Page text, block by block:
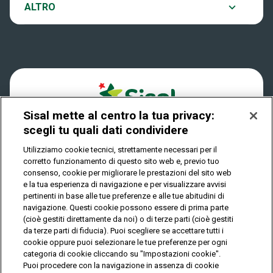
Play Your Date
Dove si gioca
Quanto si vince
Come riscuotere
ALTRO
Notifiche
Privacy
IL GIOCO È VIETATO AI MINORI E PUÒ CAUSARE
DIPENDENZA PATOLOGICA
© Copyright Sisal Italia S.p.A. - P.I. 02433760135
Privacy Cookies
Mappa
del
sito
Sisal mette al centro la tua privacy:
scegli tu quali dati condividere
Utilizziamo cookie tecnici, strettamente necessari per il
corretto funzionamento di questo sito web e, previo tuo
consenso, cookie per migliorare le prestazioni del sito web
e la tua esperienza di navigazione e per visualizzare avvisi
pertinenti in base alle tue preferenze e alle tue abitudini di
navigazione. Questi cookie possono essere di prima parte
(cioè gestiti direttamente da noi) o di terze parti (cioè gestiti
da terze parti di fiducia). Puoi scegliere se accettare tutti i
cookie oppure puoi selezionare le tue preferenze per ogni
categoria di cookie cliccando su "Impostazioni cookie".
Puoi procedere con la navigazione in assenza di cookie